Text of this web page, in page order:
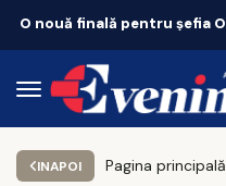
INAPOI Pagina principală